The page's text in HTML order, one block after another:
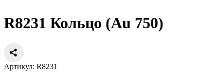
R8231 Кольцо (Au 750)
Артикул: R8231